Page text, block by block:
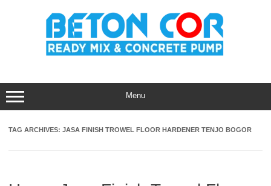
Menu
TAG ARCHIVES: JASA FINISH TROWEL FLOOR HARDENER TENJO BOGOR